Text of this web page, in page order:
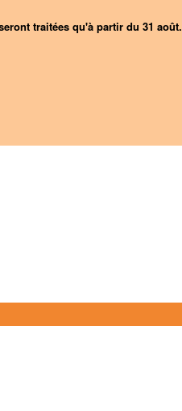
traitées qu'à partir du 31 août.